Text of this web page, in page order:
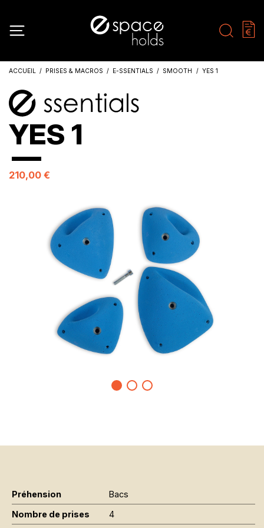
ACCUEIL PRISES & MACROS E-SSENTIALS SMOOTH YES 1
YES 1
210,00 €
Préhension
Bacs
Nombre de prises
4